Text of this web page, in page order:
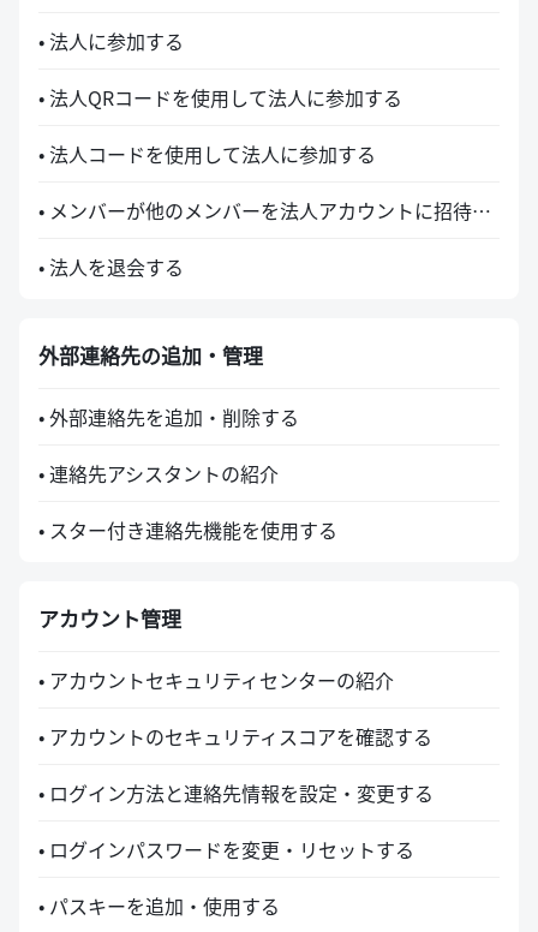
• 法人に参加する
• 法人QRコードを使用して法人に参加する
• 法人コードを使用して法人に参加する
• メンバーが他のメンバーを法人アカウントに招待する
• 法人を退会する
外部連絡先の追加・管理
• 外部連絡先を追加・削除する
• 連絡先アシスタントの紹介
• スター付き連絡先機能を使用する
アカウント管理
• アカウントセキュリティセンターの紹介
• アカウントのセキュリティスコアを確認する
• ログイン方法と連絡先情報を設定・変更する
• ログインパスワードを変更・リセットする
• パスキーを追加・使用する